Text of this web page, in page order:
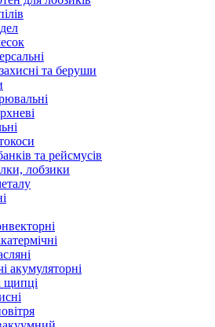
та беруши
та рейсмусів
лобзики
акумуляторні
щипці